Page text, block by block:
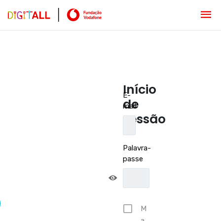
Início
de
sessão
E-
mail
Palavra-
passe
M